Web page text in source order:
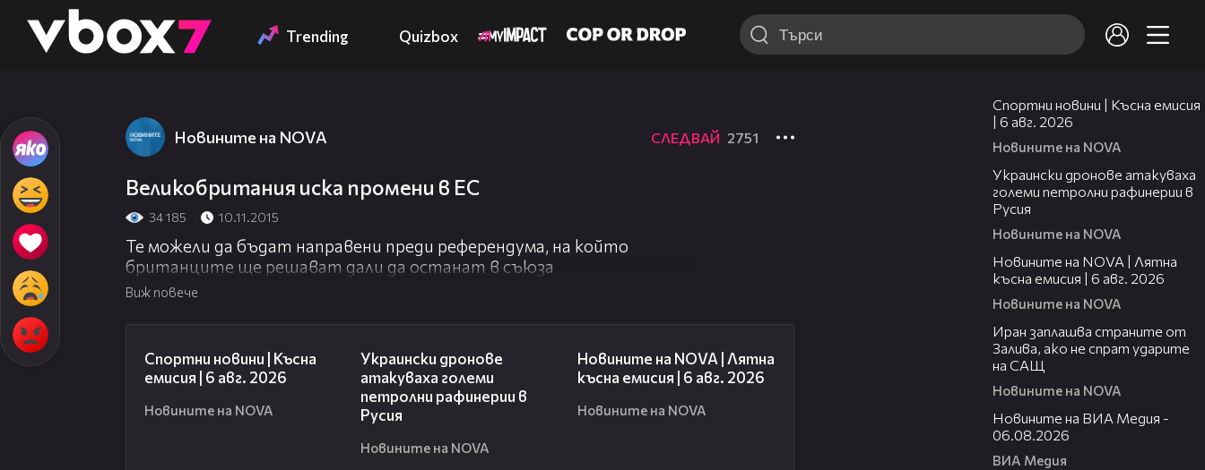
👾 Trending Quizbox
Новините на NOVA СЛЕДВАЙ 2751
Великобритания иска промени в ЕС
34 185 10.11.2015
Те можели да бъдат направени преди референдума, на който
британците ще решават дали да останат в съюза
Виж повече
Спортни новини | Късна
емисия | 6 авг. 2026
Новините на NOVA
Украински дронове
атакуваха големи
петролни рафинерии в
Русия
Новините на NOVA
Новините на NOVA | Лятна
късна емисия | 6 авг. 2026
Новините на NOVA
Спортни новини | Късна емисия
| 6 авг. 2026
Новините на NOVA
Украински дронове атакуваха
големи петролни рафинерии в
Русия
Новините на NOVA
Новините на NOVA | Лятна
късна емисия | 6 авг. 2026
Новините на NOVA
Иран заплашва страните от
Залива, ако не спрат ударите
на САЩ
Новините на NOVA
Новините на ВИА Медия -
06.08.2026
ВИА Медия